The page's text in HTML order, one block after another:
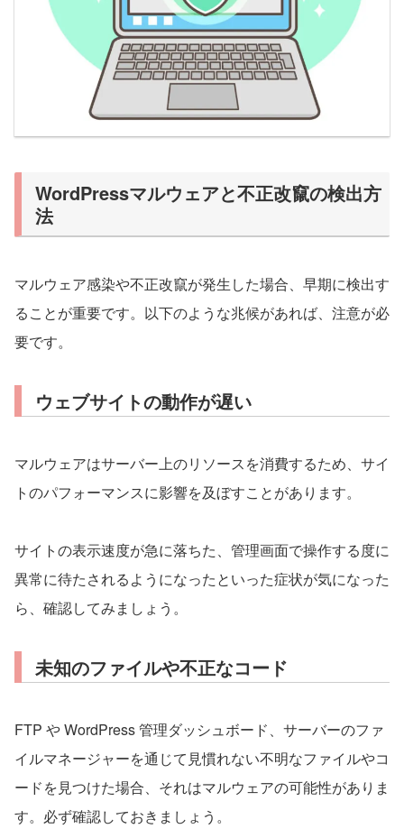
WordPressマルウェアと不正改竄の検出方
法
マルウェア感染や不正改竄が発生した場合、早期に検出す
ることが重要です。以下のような兆候があれば、注意が必
要です。
ウェブサイトの動作が遅い
マルウェアはサーバー上のリソースを消費するため、サイ
トのパフォーマンスに影響を及ぼすことがあります。
サイトの表示速度が急に落ちた、管理画面で操作する度に
異常に待たされるようになったといった症状が気になった
ら、確認してみましょう。
未知のファイルや不正なコード
FTP や WordPress 管理ダッシュボード、サーバーのファ
イルマネージャーを通じて見慣れない不明なファイルやコ
ードを見つけた場合、それはマルウェアの可能性がありま
す。必ず確認しておきましょう。